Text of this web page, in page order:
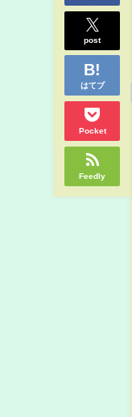
post
はてブ
Pocket
Feedly